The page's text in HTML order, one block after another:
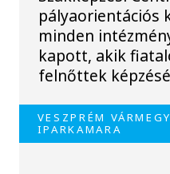
pályaorientációs
minden
kapott, akik
felnőttek
VESZPRÉM
IPARKAMARA